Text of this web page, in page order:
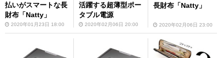
払いがスマートな長
財布「Natty」
2020年01月23日 18:00
活躍する超薄型ポー
タブル電源
2020年02月06日 20:00
長財布「Natty」
2020年02月06日 23:00